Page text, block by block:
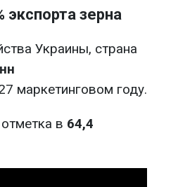
зерна
Украины, страна
маркетинговом году.
в 64,4